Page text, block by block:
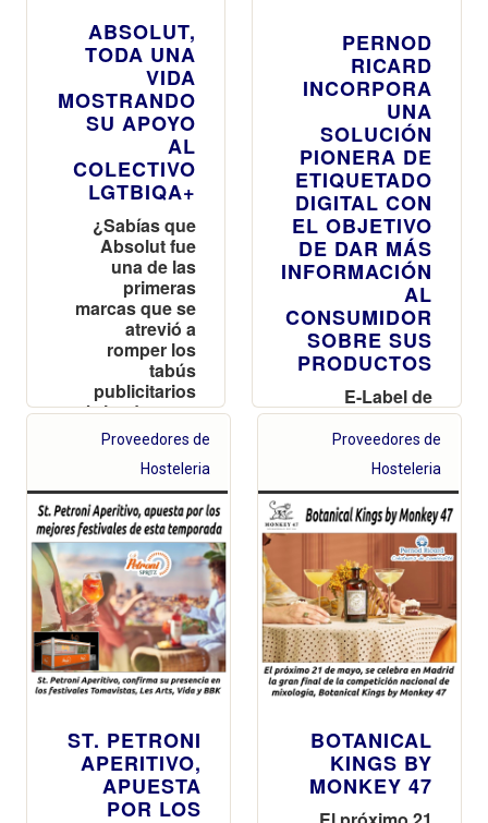
ABSOLUT,
TODA UNA
VIDA
MOSTRANDO
SU APOYO
AL
COLECTIVO
LGTBIQA+
¿Sabí­as que
Absolut fue
una de las
primeras
marcas que se
atrevió a
romper los
tabús
publicitarios
abriendo paso
a campañas
que apoyan los
valores de los
colectivos
LGTBIQA+?
PERNOD
RICARD
INCORPORA
UNA
SOLUCIÓN
PIONERA DE
ETIQUETADO
DIGITAL CON
EL OBJETIVO
DE DAR MÁS
INFORMACIÓN
AL
CONSUMIDOR
SOBRE SUS
PRODUCTOS
E-Label de
Pernod Ricard:
la información
de tus
productos al
alcance de un
escaneo
Proveedores de
Hosteleria
ST. PETRONI
APERITIVO,
APUESTA
POR LOS
Proveedores de
Hosteleria
BOTANICAL
KINGS BY
MONKEY 47